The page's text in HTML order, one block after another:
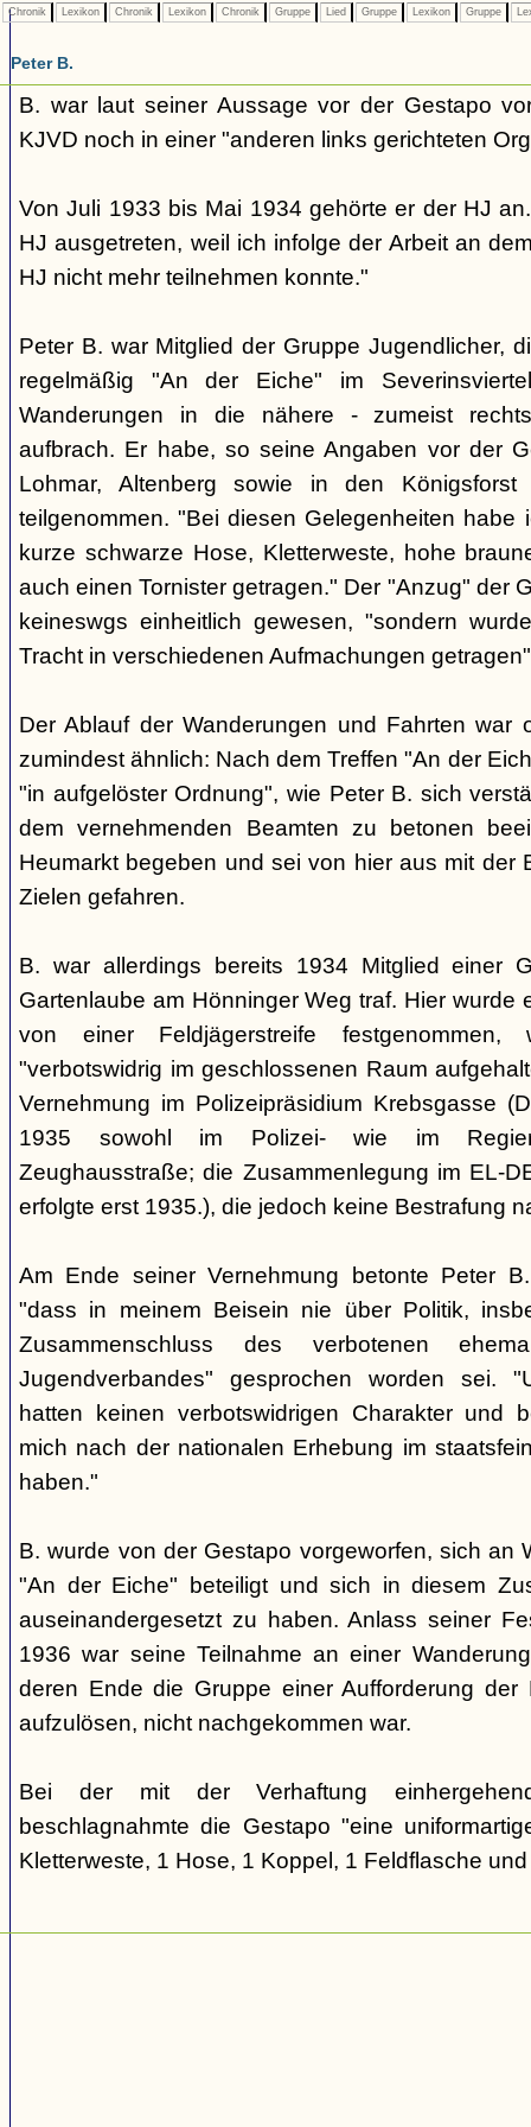
Chronik Lexikon Chronik Lexikon Chronik Gruppe Lied Gruppe Lexikon Gruppe
Peter B.
B. war laut seiner Aussage vor der Gestapo
KJVD noch in einer "anderen links gerichteten
Von Juli 1933 bis Mai 1934 gehörte er der HJ
HJ ausgetreten, weil ich infolge der Arbeit an
HJ nicht mehr teilnehmen konnte."
Peter B. war Mitglied der Gruppe Jugendlicher,
regelmäßig "An der Eiche" im
Wanderungen in die nähere - zumeist
aufbrach. Er habe, so seine Angaben vor der
Lohmar, Altenberg sowie in den
teilgenommen. "Bei diesen Gelegenheiten habe
kurze schwarze Hose, Kletterweste, hohe
auch einen Tornister getragen." Der "Anzug" der
keineswgs einheitlich gewesen, "sondern
Tracht in verschiedenen Aufmachungen
Der Ablauf der Wanderungen und Fahrten war
zumindest ähnlich: Nach dem Treffen "An der
"in aufgelöster Ordnung", wie Peter B. sich
dem vernehmenden Beamten zu betonen
Heumarkt begeben und sei von hier aus mit der
Zielen gefahren.
B. war allerdings bereits 1934 Mitglied einer
Gartenlaube am Hönninger Weg traf. Hier wurde
von einer Feldjägerstreife
"verbotswidrig im geschlossenen Raum
Vernehmung im Polizeipräsidium Krebsgasse
1935 sowohl im Polizei- wie im
Zeughausstraße; die Zusammenlegung im EL-
erfolgte erst 1935.), die jedoch keine Bestrafung
Am Ende seiner Vernehmung betonte Peter
"dass in meinem Beisein nie über Politik,
Zusammenschluss des verbotenen
Jugendverbandes" gesprochen worden sei.
hatten keinen verbotswidrigen Charakter und
mich nach der nationalen Erhebung im
haben."
B. wurde von der Gestapo vorgeworfen, sich an
"An der Eiche" beteiligt und sich in diesem
auseinandergesetzt zu haben. Anlass seiner
1936 war seine Teilnahme an einer
deren Ende die Gruppe einer Aufforderung der
aufzulösen, nicht nachgekommen war.
Bei der mit der Verhaftung
beschlagnahmte die Gestapo "eine
Kletterweste, 1 Hose, 1 Koppel, 1 Feldflasche